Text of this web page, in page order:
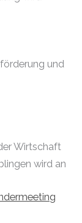
und
Wirtschaft
wird an